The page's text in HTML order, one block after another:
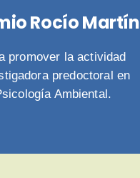
Rocío Martín
promover la actividad
predoctoral en
Ambiental.